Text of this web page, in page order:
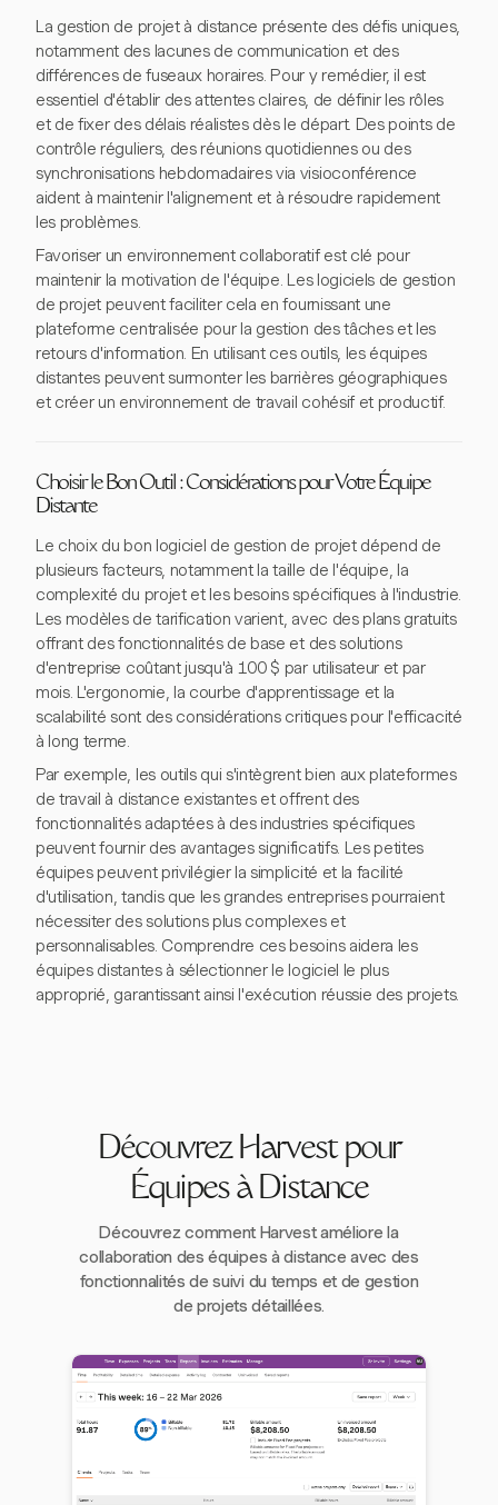
La gestion de projet à distance présente des défis uniques,
notamment des lacunes de communication et des
différences de fuseaux horaires. Pour y remédier, il est
essentiel d'établir des attentes claires, de définir les rôles
et de fixer des délais réalistes dès le départ. Des points de
contrôle réguliers, des réunions quotidiennes ou des
synchronisations hebdomadaires via visioconférence
aident à maintenir l'alignement et à résoudre rapidement
les problèmes.
Favoriser un environnement collaboratif est clé pour
maintenir la motivation de l'équipe. Les logiciels de gestion
de projet peuvent faciliter cela en fournissant une
plateforme centralisée pour la gestion des tâches et les
retours d'information. En utilisant ces outils, les équipes
distantes peuvent surmonter les barrières géographiques
et créer un environnement de travail cohésif et productif.
Choisir le Bon Outil : Considérations pour Votre Équipe
Distante
Le choix du bon logiciel de gestion de projet dépend de
plusieurs facteurs, notamment la taille de l'équipe, la
complexité du projet et les besoins spécifiques à l'industrie.
Les modèles de tarification varient, avec des plans gratuits
offrant des fonctionnalités de base et des solutions
d'entreprise coûtant jusqu'à 100 $ par utilisateur et par
mois. L'ergonomie, la courbe d'apprentissage et la
scalabilité sont des considérations critiques pour l'efficacité
à long terme.
Par exemple, les outils qui s'intègrent bien aux plateformes
de travail à distance existantes et offrent des
fonctionnalités adaptées à des industries spécifiques
peuvent fournir des avantages significatifs. Les petites
équipes peuvent privilégier la simplicité et la facilité
d'utilisation, tandis que les grandes entreprises pourraient
nécessiter des solutions plus complexes et
personnalisables. Comprendre ces besoins aidera les
équipes distantes à sélectionner le logiciel le plus
approprié, garantissant ainsi l'exécution réussie des projets.
Découvrez Harvest pour
Équipes à Distance
Découvrez comment Harvest améliore la
collaboration des équipes à distance avec des
fonctionnalités de suivi du temps et de gestion
de projets détaillées.